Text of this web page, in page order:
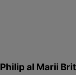
al Marii